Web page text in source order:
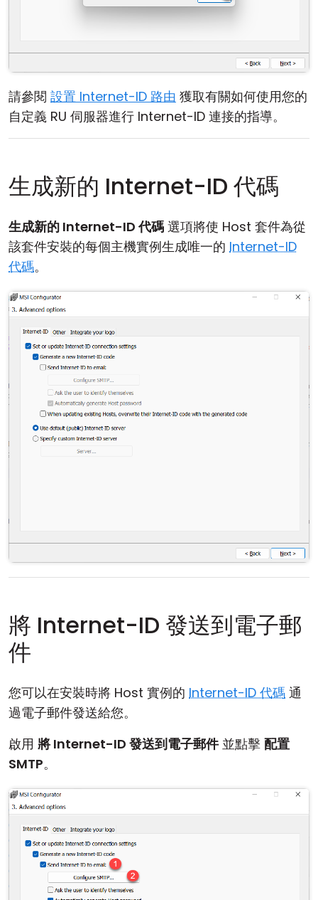
請參閱 設置 Internet-ID 路由 獲取有關如何使用您的
自定義 RU 伺服器進行 Internet-ID 連接的指導。
生成新的 Internet-ID 代碼
生成新的 Internet-ID 代碼 選項將使 Host 套件為從
該套件安裝的每個主機實例生成唯一的 Internet-ID
代碼。
將 Internet-ID 發送到電子郵
件
您可以在安裝時將 Host 實例的 Internet-ID 代碼 通
過電子郵件發送給您。
啟用 將 Internet-ID 發送到電子郵件並點擊 配置
SMTP。